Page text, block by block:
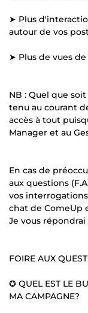
➤ Plus
autour de vos
➤ Plus de vues
NB : Quel que
tenu au courant
accès à tout
Manager et au
En cas de
aux questions
vos
chat de ComeUp
Je vous
FOIRE AUX
✪ QUEL EST LE
MA CAMPAGNE?